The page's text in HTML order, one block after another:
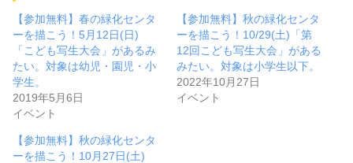
【参加無料】春の緑化センタ
ーを描こう！5月12日(日)
「こども写生大会」があるみ
たい。対象は幼児・園児・小
学生。
2019年5月6日
イベント
【参加無料】秋の緑化センタ
ーを描こう！10/29(土)「第
12回こども写生大会」がある
みたい。対象は小学生以下。
2022年10月27日
イベント
【参加無料】秋の緑化センタ
ーを描こう！10月27日(土)